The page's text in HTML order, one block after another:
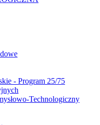
- Program 25/75
Technologiczny